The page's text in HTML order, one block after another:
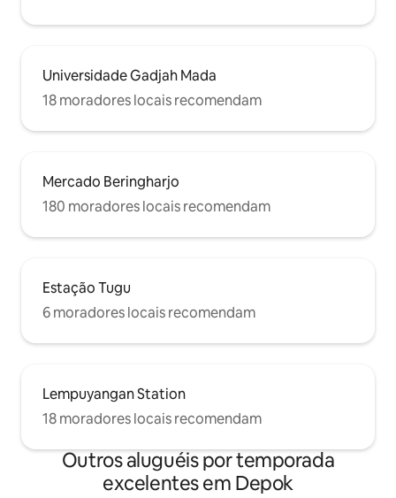
Universidade Gadjah Mada
18 moradores locais recomendam
Mercado Beringharjo
180 moradores locais recomendam
Estação Tugu
6 moradores locais recomendam
Lempuyangan Station
18 moradores locais recomendam
Outros aluguéis por temporada
excelentes em Depok